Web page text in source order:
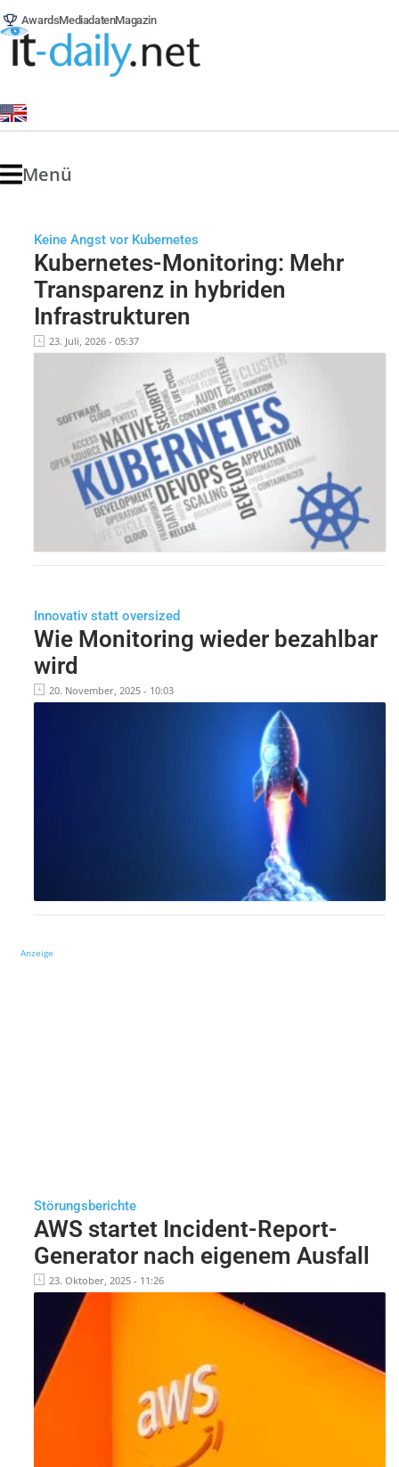
AwardsMediadatenMagazin
Menü
Keine Angst vor Kubernetes
Kubernetes-Monitoring: Mehr
Transparenz in hybriden
Infrastrukturen
23. Juli, 2026 - 05:37
Innovativ statt oversized
Wie Monitoring wieder bezahlbar
wird
20. November, 2025 - 10:03
Anzeige
Störungsberichte
AWS startet Incident-Report-
Generator nach eigenem Ausfall
23. Oktober, 2025 - 11:26